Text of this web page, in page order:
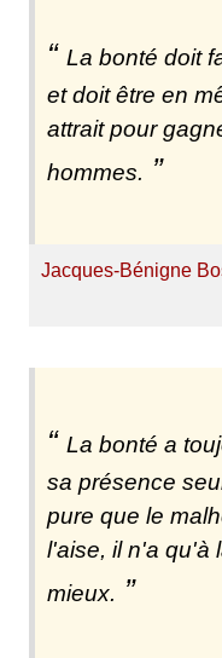
La bonté doit
et doit être en
attrait pour
hommes.
Jacques-Bénigne
La bonté a
sa présence
pure que le
l'aise, il n'a qu'à
mieux.